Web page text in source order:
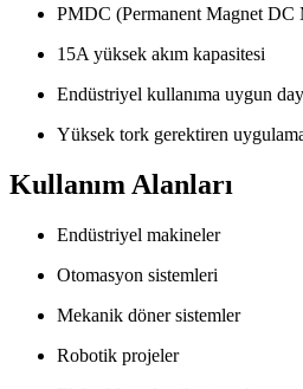
PMDC (Permanent Magnet DC
15A yüksek akım kapasitesi
Endüstriyel kullanıma uygun
Yüksek tork gerektiren
Kullanım Alanları
Endüstriyel makineler
Otomasyon sistemleri
Mekanik döner sistemler
Robotik projeler